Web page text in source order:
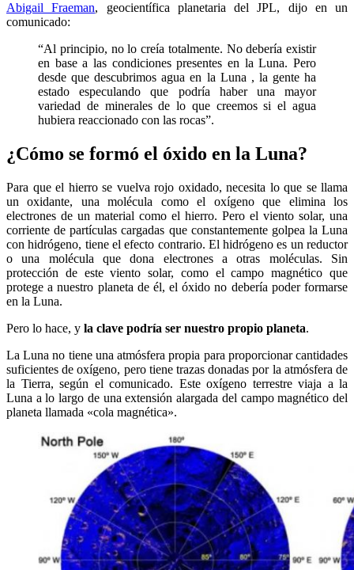
Abigail Fraeman, geocientífica planetaria del JPL, dijo en un
comunicado:
“Al principio, no lo creía totalmente. No debería existir
en base a las condiciones presentes en la Luna. Pero
desde que descubrimos agua en la Luna , la gente ha
estado especulando que podría haber una mayor
variedad de minerales de lo que creemos si el agua
hubiera reaccionado con las rocas”.
¿Cómo se formó el óxido en la Luna?
Para que el hierro se vuelva rojo oxidado, necesita lo que se llama
un oxidante, una molécula como el oxígeno que elimina los
electrones de un material como el hierro. Pero el viento solar, una
corriente de partículas cargadas que constantemente golpea la Luna
con hidrógeno, tiene el efecto contrario. El hidrógeno es un reductor
o una molécula que dona electrones a otras moléculas. Sin
protección de este viento solar, como el campo magnético que
protege a nuestro planeta de él, el óxido no debería poder formarse
en la Luna.
Pero lo hace, y la clave podría ser nuestro propio planeta.
La Luna no tiene una atmósfera propia para proporcionar cantidades
suficientes de oxígeno, pero tiene trazas donadas por la atmósfera de
la Tierra, según el comunicado. Este oxígeno terrestre viaja a la
Luna a lo largo de una extensión alargada del campo magnético del
planeta llamada «cola magnética».